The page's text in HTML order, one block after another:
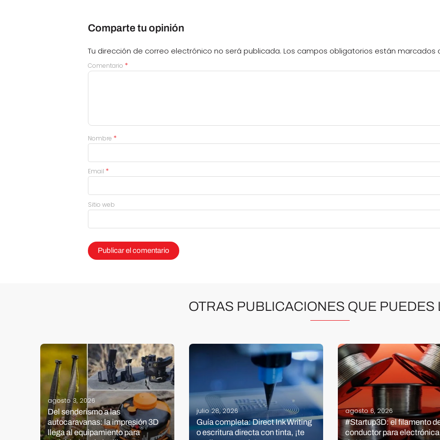
Comparte tu opinión
Tu dirección de correo electrónico no será publicada. Los campos obligatorios están marcados
Comentario *
Nombre *
Email *
Sitio web
OTRAS PUBLICACIONES QUE PUEDES
agosto 3, 2026
Del senderismo a las
autocaravanas: la impresión 3D
llega al equipamiento para
julio 28, 2026
Guía completa: Direct Ink Writing
o escritura directa con tinta, ¡te
agosto 6, 2026
#Startup3D: el filamento
conductor para